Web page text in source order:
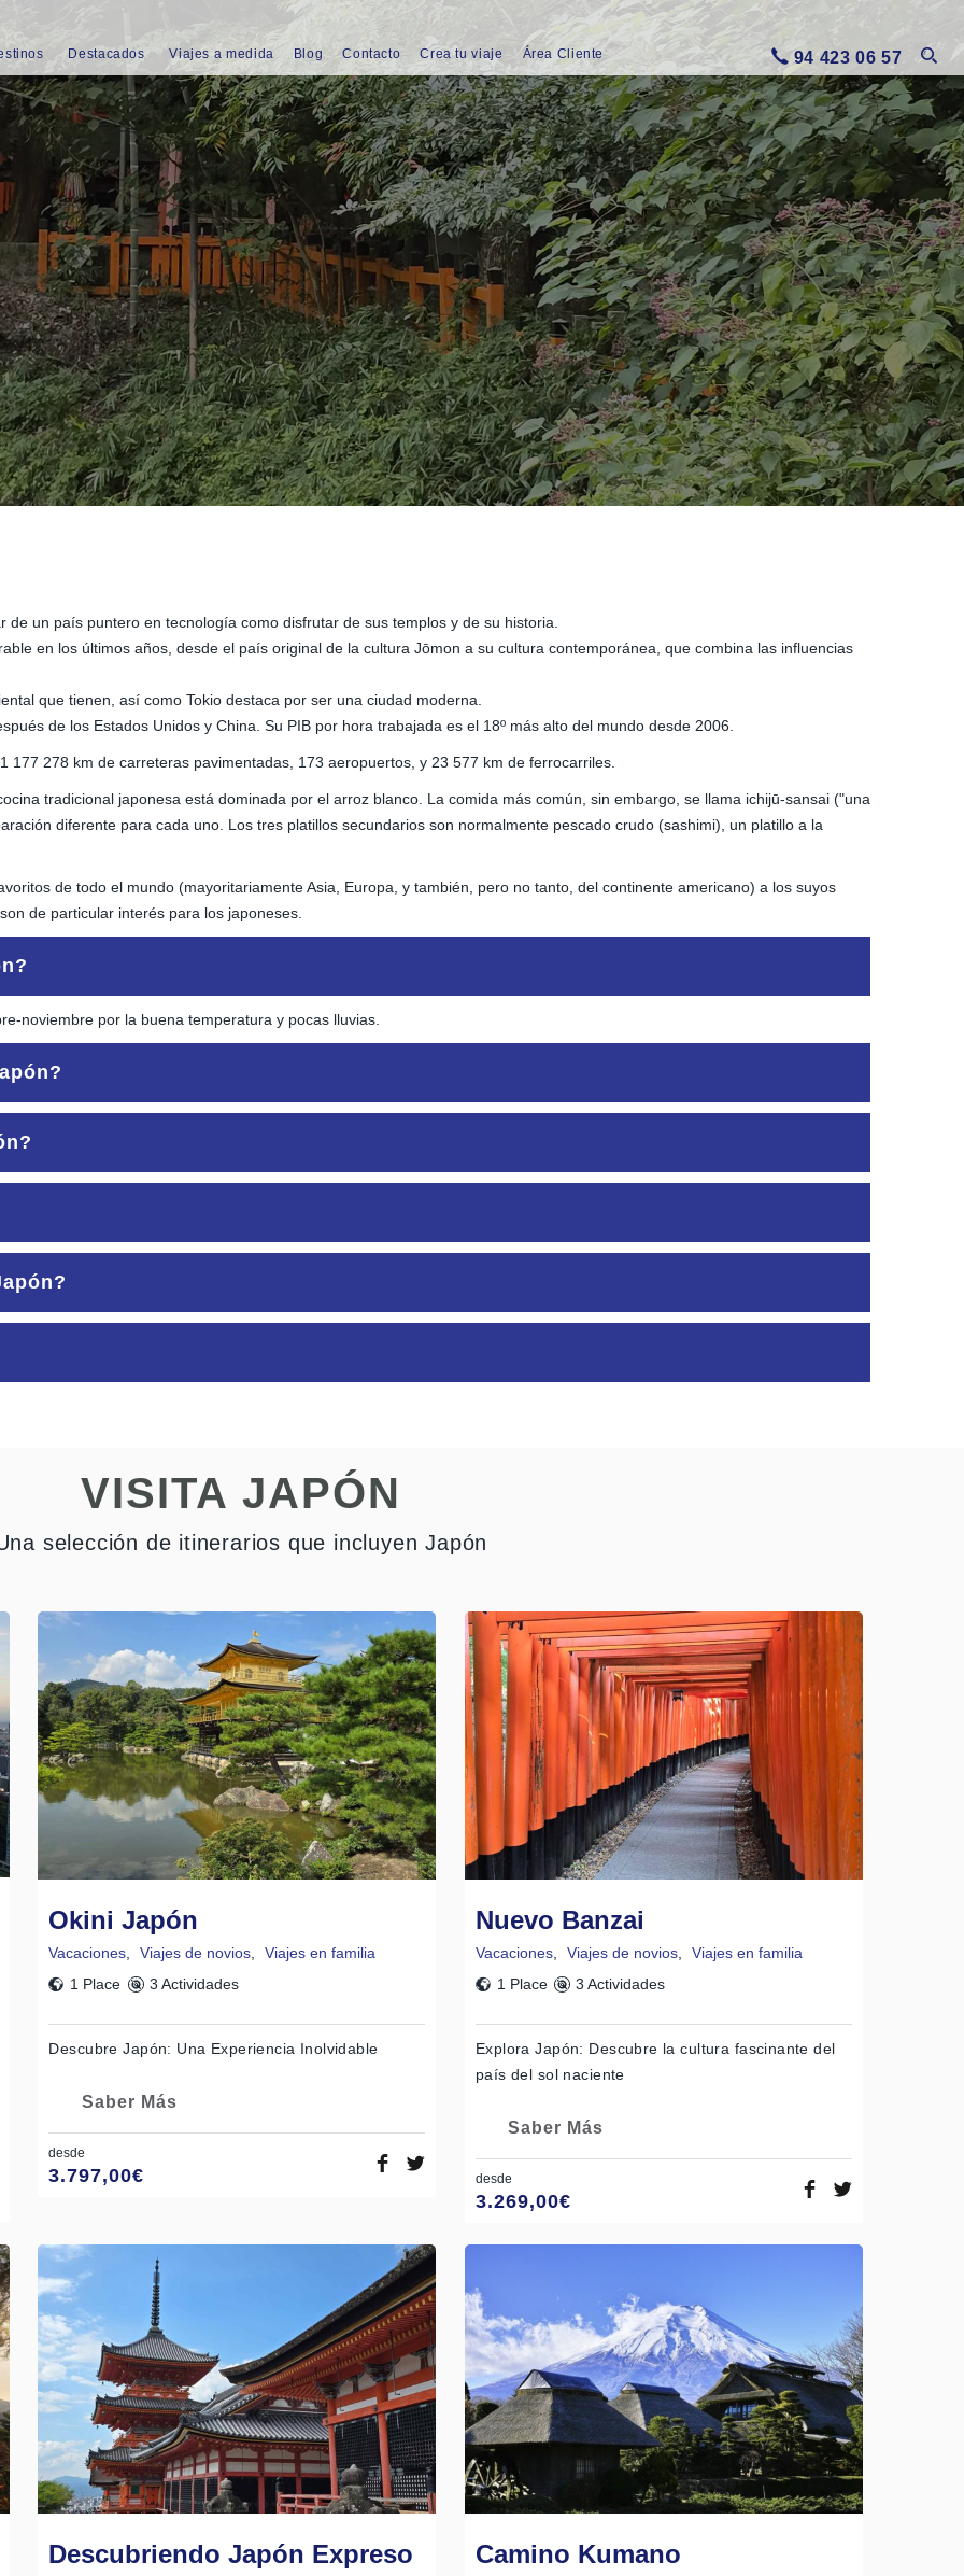
Destacados Viajes a medida Blog Contacto Crea tu viaje Área Cliente 94 423 06 57
un país puntero en tecnología como disfrutar de sus templos y de su historia.
en los últimos años, desde el país original de la cultura Jōmon a su cultura contemporánea, que combina las influencias
que tienen, así como Tokio destaca por ser una ciudad moderna.
de los Estados Unidos y China. Su PIB por hora trabajada es el 18º más alto del mundo desde 2006.
177 278 km de carreteras pavimentadas, 173 aeropuertos, y 23 577 km de ferrocarriles.
tradicional japonesa está dominada por el arroz blanco. La comida más común, sin embargo, se llama ichijū-sansai ("una
diferente para cada uno. Los tres platillos secundarios son normalmente pescado crudo (sashimi), un platillo a la
de todo el mundo (mayoritariamente Asia, Europa, y también, pero no tanto, del continente americano) a los suyos
de particular interés para los japoneses.
noviembre por la buena temperatura y pocas lluvias.
VISITA JAPÓN
selección de itinerarios que incluyen Japón
Okini Japón
Vacaciones Viajes de novios
Viajes en familia
1 Place
3 Actividades
Descubre Japón: Una Experiencia Inolvidable
Saber Más
desde
3.797,00€
Nuevo Banzai
Vacaciones, Viajes de novios,
Viajes en familia
1 Place
3 Actividades
Explora Japón: Descubre la cultura fascinante del
país del sol naciente
Saber Más
desde
3.269,00€
Descubriendo Japón Expreso Camino Kumano